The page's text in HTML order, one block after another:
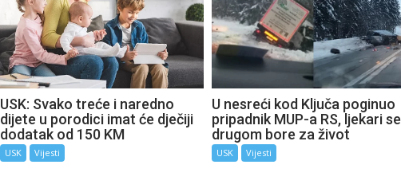
USK: Svako treće i naredno
dijete u porodici imat će dječiji
dodatak od 150 KM
USK Vijesti
U nesreći kod Ključa poginuo
pripadnik MUP-a RS, ljekari se
drugom bore za život
USK Vijesti